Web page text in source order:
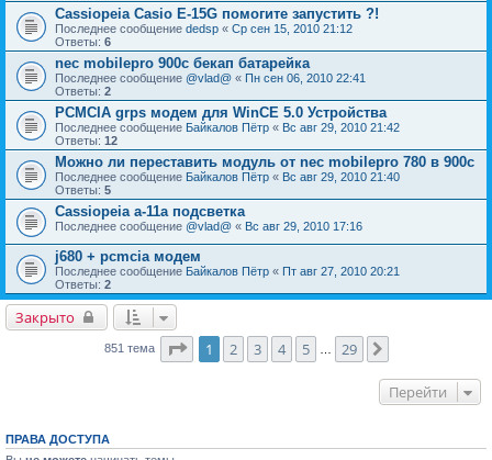
Cassiopeia Casio E-15G помогите запустить ?!
Последнее сообщение dedsp « Ср сен 15, 2010 21:12
Ответы: 6
nec mobilepro 900c бекап батарейка
Последнее сообщение @vlad@ « Пн сен 06, 2010 22:41
Ответы: 2
PCMCIA grps модем для WinCE 5.0 Устройства
Последнее сообщение Байкалов Пётр « Вс авг 29, 2010 21:42
Ответы: 12
Можно ли переставить модуль от nec mobilepro 780 в 900с
Последнее сообщение Байкалов Пётр « Вс авг 29, 2010 21:40
Ответы: 5
Cassiopeia a-11a подсветка
Последнее сообщение @vlad@ « Вс авг 29, 2010 17:16
j680 + pcmcia модем
Последнее сообщение Байкалов Пётр « Пт авг 27, 2010 20:21
Ответы: 2
Закрыто
851 тема Страница1 из
1 2 3 4 5 29
Перейти
ПРАВА ДОСТУПА